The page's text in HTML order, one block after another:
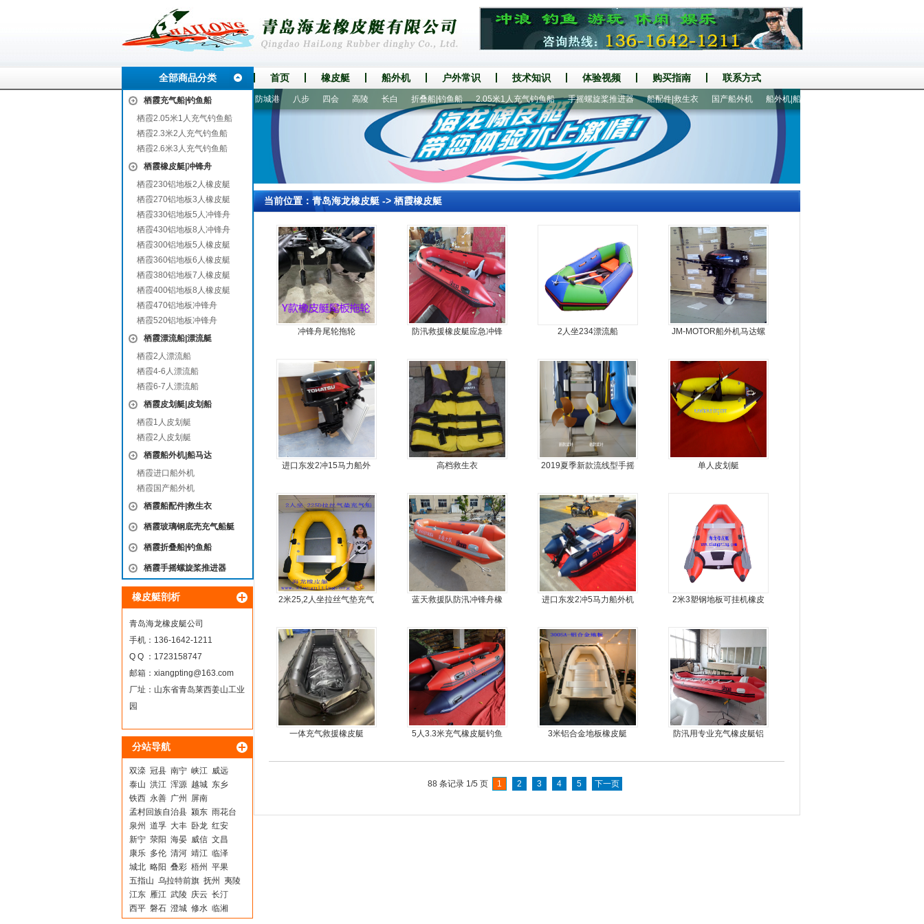
全部商品分类 首页 橡皮艇 船外机 户外常识 技术知识 体验视频 购买指南 联系方式
栖霞充气船|钓鱼船
栖霞2.05米1人充气钓鱼船
栖霞2.3米2人充气钓鱼船
栖霞2.6米3人充气钓鱼船
栖霞橡皮艇|冲锋舟
栖霞230铝地板2人橡皮艇
栖霞270铝地板3人橡皮艇
栖霞330铝地板5人冲锋舟
栖霞430铝地板8人冲锋舟
栖霞300铝地板5人橡皮艇
栖霞360铝地板6人橡皮艇
栖霞380铝地板7人橡皮艇
栖霞400铝地板8人橡皮艇
栖霞470铝地板冲锋舟
栖霞520铝地板冲锋舟
栖霞漂流船|漂流艇
栖霞2人漂流船
栖霞4-6人漂流船
栖霞6-7人漂流船
栖霞皮划艇|皮划船
栖霞1人皮划艇
栖霞2人皮划艇
栖霞船外机|船马达
栖霞进口船外机
栖霞国产船外机
栖霞船配件|救生衣
栖霞玻璃钢底壳充气船艇
栖霞折叠船|钓鱼船
栖霞手摇螺旋桨推进器
橡皮艇剖析
青岛海龙橡皮艇公司
手机：136-1642-1211
Q Q ：1723158747
邮箱： xiangpting@163.com
厂址：山东省青岛莱西姜山工业
园
分站导航
双滦 冠县 南宁 峡江 威远
泰山 洪江 浑源 越城 东乡
铁西 永善 广州
屏南
孟村回族自治县 颍东 雨花台
泉州 道孚 大丰 卧龙 红安
新宁 荥阳 海晏 威信 文昌
康乐 多伦 清河 靖江 临泽
城北 略阳 叠彩 梧州 平果
五指山 乌拉特前旗 抚州 夷陵
江东 雁江 武陵 庆云 长汀
西平 磐石 澄城 修水 临湘
鄂尔多斯 平定 阳城 防城港 八步 四会 高陵 长白 折叠船|钓鱼船 2.05米1人充气钓鱼船 手摇螺旋桨推进器 船配件|救生衣 国产船外机 船外机|船马达
当前位置： 青岛海龙橡皮艇-> 栖霞橡皮艇
冲锋舟尾轮拖轮
防汛救援橡皮艇应急冲锋
2人坐234漂流船
JM-MOTOR船外机马达螺
进口东发2冲15马力船外
高档救生衣
2019夏季新款流线型手摇
专用
单人皮划艇
2米25,2人坐拉丝气垫充气
蓝天救援队防汛冲锋舟橡
进口东发2冲5马力船外机
2米3塑钢地板可挂机橡皮
一体充气救援橡皮艇
5人3.3米充气橡皮艇钓鱼
3米铝合金地板橡皮艇
防汛用专业充气橡皮艇铝
88 条记录 1/5 页 1 2 3 4 5 下一页